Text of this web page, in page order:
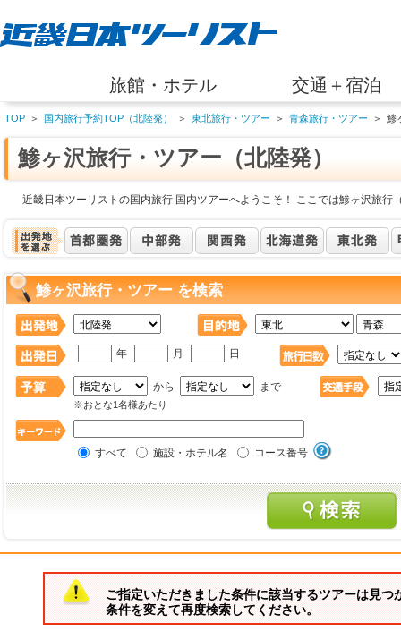
旅館・ホテル 交通＋宿泊
TOP ＞ 国内旅行予約TOP（北陸発） ＞ 東北旅行・ツアー ＞ 青森旅行・ツアー ＞ 鯵
鯵ヶ沢旅行・ツアー（北陸発）
近畿日本ツーリストの国内旅行 国内ツアーへようこそ！ ここでは鯵ヶ沢旅行
鯵ヶ沢旅行・ツアー を検索
年 月 日
から まで
※おとな1名様あたり
すべて 施設・ホテル名 コース番号
ご指定いただきました条件に該当するツアーは見つ
条件を変えて再度検索してください。